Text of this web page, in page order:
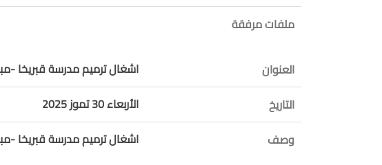
ملفات مرفقة
العنوان
اشغال ترميم مدرسة قبريخا -
التاريخ
الأربعاء 30 تموز 2025
وصف
اشغال ترميم مدرسة قبريخا -